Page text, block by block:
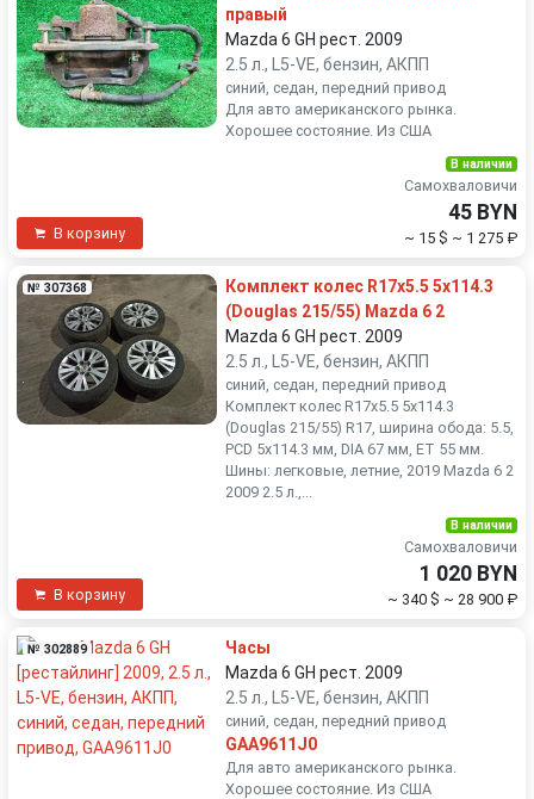
правый
Mazda 6 GH рест. 2009
2.5 л., L5-VE, бензин, АКПП
синий, седан, передний привод
Для авто американского рынка.
Хорошее состояние. Из США
В корзину
В наличии
Самохваловичи
45 BYN
~ 15 $ ~ 1 275 ₽
№ 307368
Комплект колес R17x5.5 5x114.3
(Douglas 215/55) Mazda 6 2
Mazda 6 GH рест. 2009
2.5 л., L5-VE, бензин, АКПП
синий, седан, передний привод
Комплект колес R17x5.5 5x114.3
(Douglas 215/55) R17, ширина обода: 5.5,
PCD 5x114.3 мм, DIA 67 мм, ET 55 мм.
Шины: легковые, летние, 2019 Mazda 6 2
2009 2.5 л.,...
В корзину
В наличии
Самохваловичи
1 020 BYN
~ 340 $ ~ 28 900 ₽
№ 302889
Часы
Mazda 6 GH рест. 2009
2.5 л., L5-VE, бензин, АКПП
синий, седан, передний привод
GAA9611J0
Для авто американского рынка.
Хорошее состояние. Из США